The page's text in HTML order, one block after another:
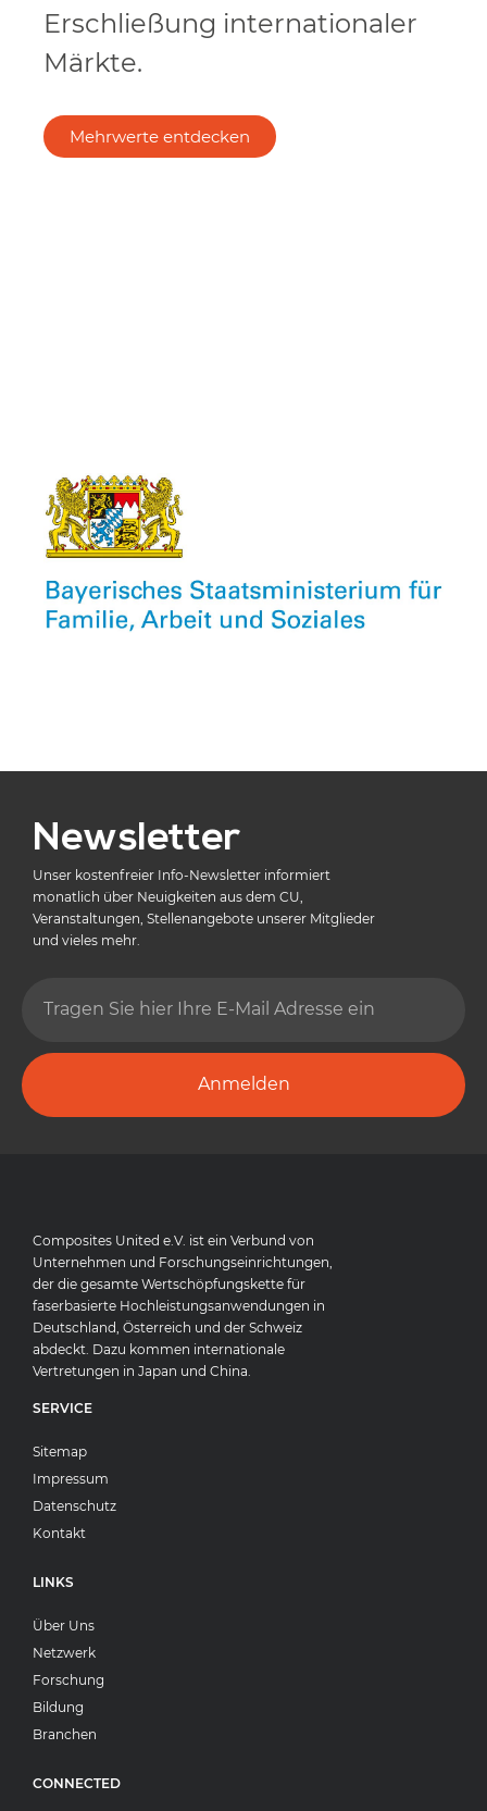
Erschließung internationaler
Märkte.
Mehrwerte entdecken
Newsletter
Unser kostenfreier Info-Newsletter informiert
monatlich über Neuigkeiten aus dem CU,
Veranstaltungen, Stellenangebote unserer Mitglieder
und vieles mehr.
Anmelden
Composites United e.V. ist ein Verbund von
Unternehmen und Forschungseinrichtungen,
der die gesamte Wertschöpfungskette für
faserbasierte Hochleistungsanwendungen in
Deutschland, Österreich und der Schweiz
abdeckt. Dazu kommen internationale
Vertretungen in Japan und China.
SERVICE
Sitemap
Impressum
Datenschutz
Kontakt
LINKS
Über Uns
Netzwerk
Forschung
Bildung
Branchen
CONNECTED